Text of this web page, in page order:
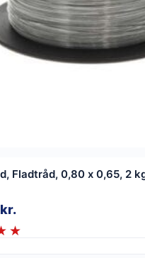
Fladtråd, 0,80 x 0,65, 2
kr.